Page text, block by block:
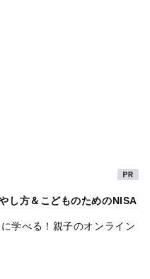
し方＆こどものためのNISA
学べる！親子のオンライン